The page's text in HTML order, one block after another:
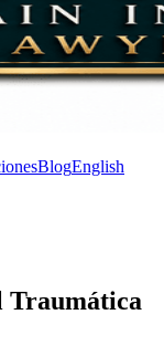
BlogEnglish
Traumática